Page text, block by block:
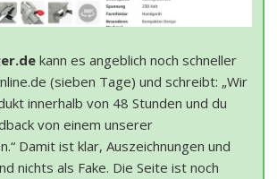
kann es angeblich noch schneller
(sieben Tage) und schreibt: „Wir
innerhalb von 48 Stunden und du
von einem unserer
Damit ist klar, Auszeichnungen und
nichts als Fake. Die Seite ist noch